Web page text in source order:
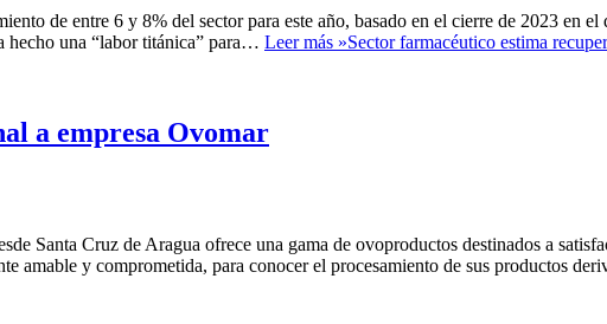
de entre 6 y 8% del sector para este año, basado en el cierre de 2023 en
hecho una “labor titánica” para… Leer más »Sector farmacéutico estima
a empresa Ovomar
Santa Cruz de Aragua ofrece una gama de ovoproductos destinados a
amable y comprometida, para conocer el procesamiento de sus productos